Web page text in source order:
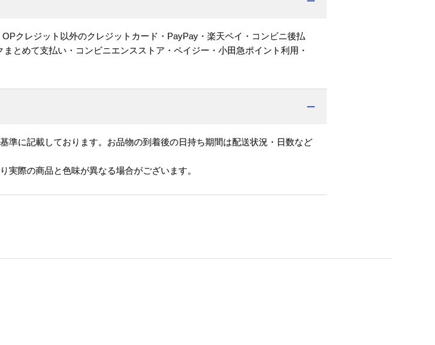
クレジット以外のクレジットカード・PayPay・楽天ペイ・コンビニ後払
とめて支払い・コンビニエンスストア・ペイジー・小田急ポイント利用・
準に記載しております。お品物の到着後の日持ち期間は配送状況・日数など
実際の商品と色味が異なる場合がございます。